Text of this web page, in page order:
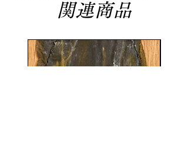
関連商品